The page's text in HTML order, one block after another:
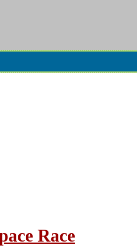
Race